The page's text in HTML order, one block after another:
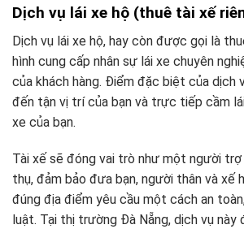
Dịch vụ lái xe hộ (thuê tài xế
Dịch vụ lái xe hộ, hay còn được gọi là
hình cung cấp nhân sự lái xe chuyên
của khách hàng. Điểm đặc biệt của dịch
đến tận vị trí của bạn và trực tiếp cầm
xe của bạn.
Tài xế sẽ đóng vai trò như một người
thụ, đảm bảo đưa bạn, người thân và xế
đúng địa điểm yêu cầu một cách an
luật. Tại thị trường Đà Nẵng, dịch vụ này